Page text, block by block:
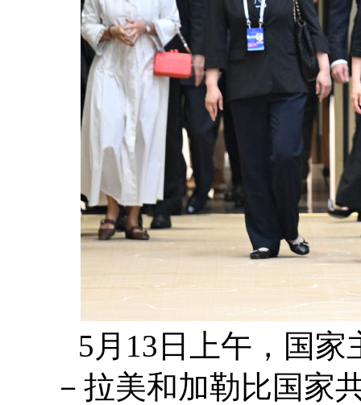
5月13日上午，国
－拉美和加勒比国家